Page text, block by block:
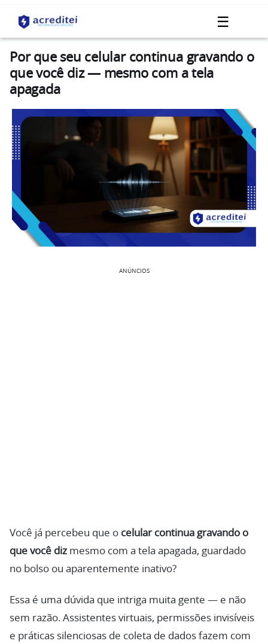
☰
Por que seu celular continua gravando o
que você diz — mesmo com a tela
apagada
ANÚNCIOS
Você já percebeu que o celular continua gravando o
que você diz mesmo com a tela apagada, guardado
no bolso ou aparentemente inativo?
Essa é uma dúvida que intriga muita gente — e não
sem razão. Assistentes virtuais, permissões invisíveis
e práticas silenciosas de coleta de dados fazem com